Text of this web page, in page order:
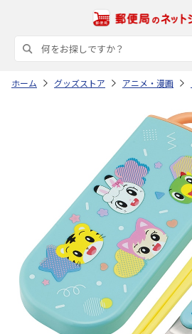
ホーム グッズストア アニメ・漫画